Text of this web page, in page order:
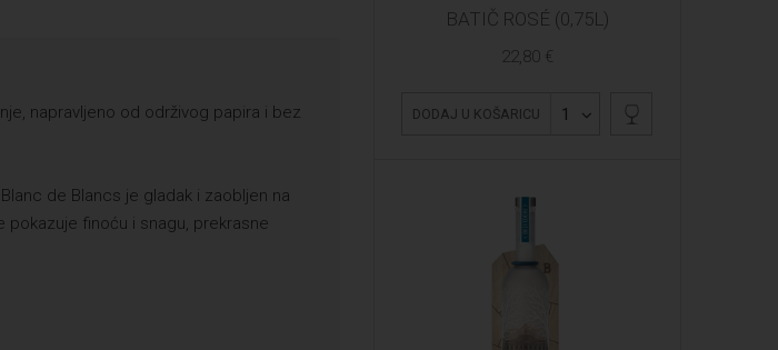
napravljeno od održivog papira i bez
de Blancs je gladak i zaobljen na
finoću i snagu, prekrasne
BATIČ ROSÉ (0,75L)
22,80 €
DODAJ U KOŠARICU 1